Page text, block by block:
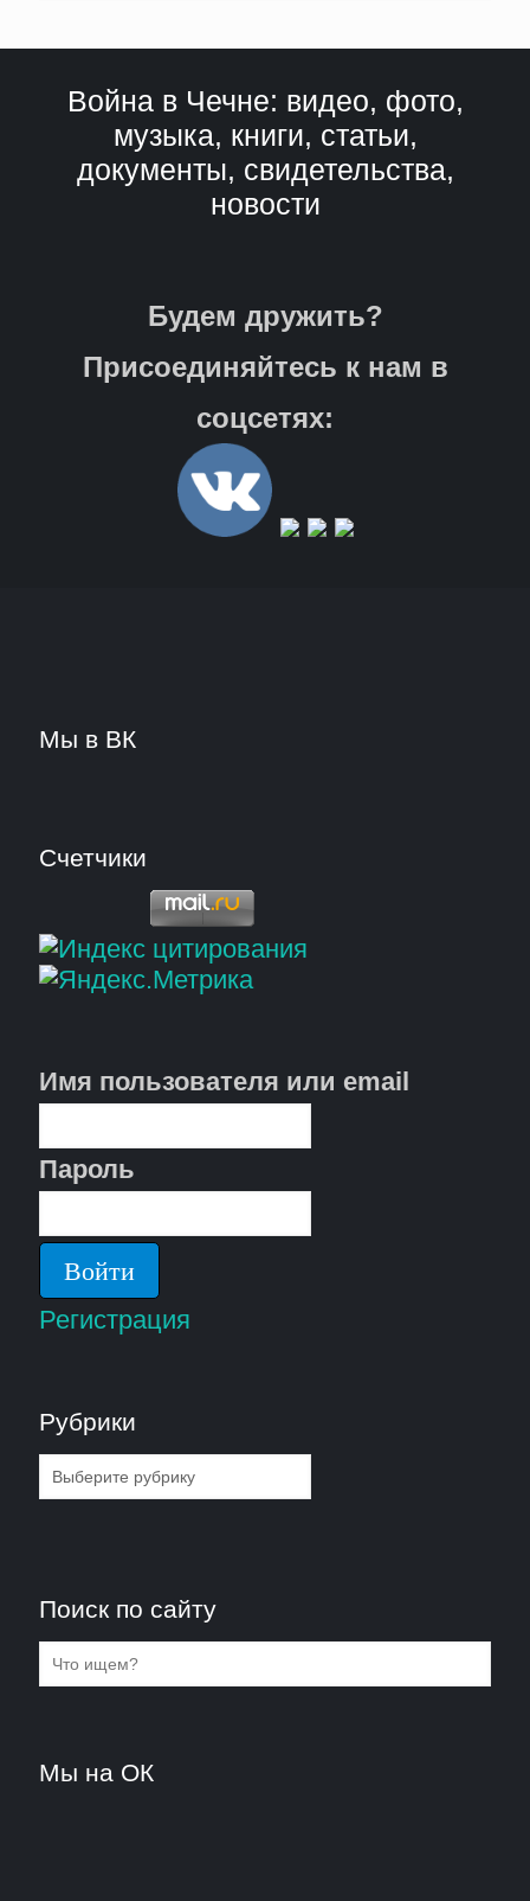
Война в Чечне: видео, фото,
музыка, книги, статьи,
документы, свидетельства,
новости
Будем дружить?
Присоединяйтесь к нам в
соцсетях:
Мы в ВК
Счетчики
Имя пользователя или email
Пароль
Регистрация
Рубрики
Рубрики
Поиск по сайту
Мы на ОК